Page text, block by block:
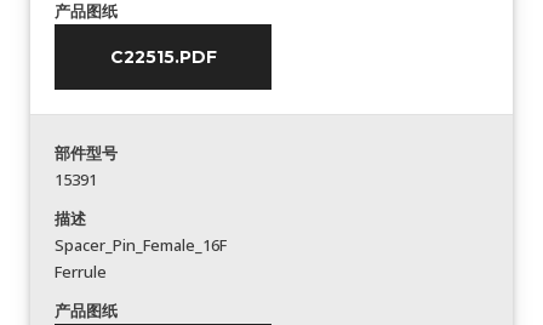
产品图纸
C22515.PDF
部件型号
15391
描述
Spacer_Pin_Female_16F
Ferrule
产品图纸